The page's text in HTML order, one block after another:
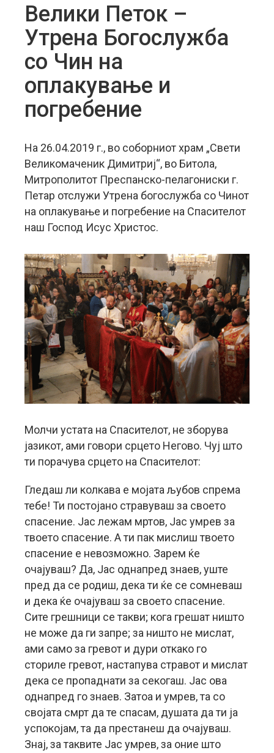
Велики Петок –
Утрена Богослужба
со Чин на
оплакување и
погребение
На 26.04.2019 г., во соборниот храм „Свети
Великомаченик Димитриј“, во Битола,
Митрополитот Преспанско-пелагониски г.
Петар отслужи Утрена богослужба со Чинот
на оплакување и погребение на Спасителот
наш Господ Исус Христос.
Молчи устата на Спасителот, не зборува
јазикот, ами говори срцето Негово. Чуј што
ти порачува срцето на Спасителот:
Гледаш ли колкава е мојата љубов спрема
тебе! Ти постојано стравуваш за своето
спасение. Јас лежам мртов, Јас умрев за
твоето спасение. А ти пак мислиш твоето
спасение е невозможно. Зарем ќе
очајуваш? Да, Јас однапред знаев, уште
пред да се родиш, дека ти ќе се сомневаш
и дека ќе очајуваш за своето спасение.
Сите грешници се такви; кога грешат ништо
не може да ги запре; за ништо не мислат,
ами само за гревот и дури откако го
сториле гревот, настапува стравот и мислат
дека се пропаднати за секогаш. Јас ова
однапред го знаев. Затоа и умрев, та со
својата смрт да те спасам, душата да ти ја
успокојам, та да престанеш да очајуваш.
Знај, за таквите Јас умрев, за оние што